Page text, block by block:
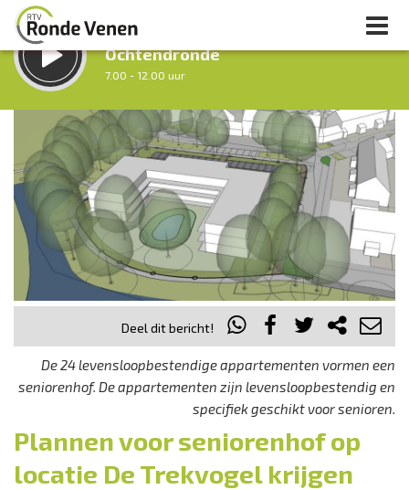
LUISTER LIVE:
Ochtendronde
7.00 - 12.00 uur
Tussen Twaalf en Twee
12.00 - 14.00 uur
Vorig uur
uur 1 van 0 Volgend uur
Inklappen
Deel dit bericht!
De 24 levensloopbestendige appartementen vormen een
seniorenhof. De appartementen zijn levensloopbestendig en
specifiek geschikt voor senioren.
Plannen voor seniorenhof op
locatie De Trekvogel krijgen